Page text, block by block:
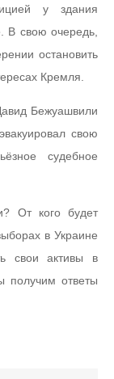
у здания
В свою очередь,
остановить
Кремля.
Бежуашвили
свою
судебное
От кого будет
в Украине
свои активы в
получим ответы